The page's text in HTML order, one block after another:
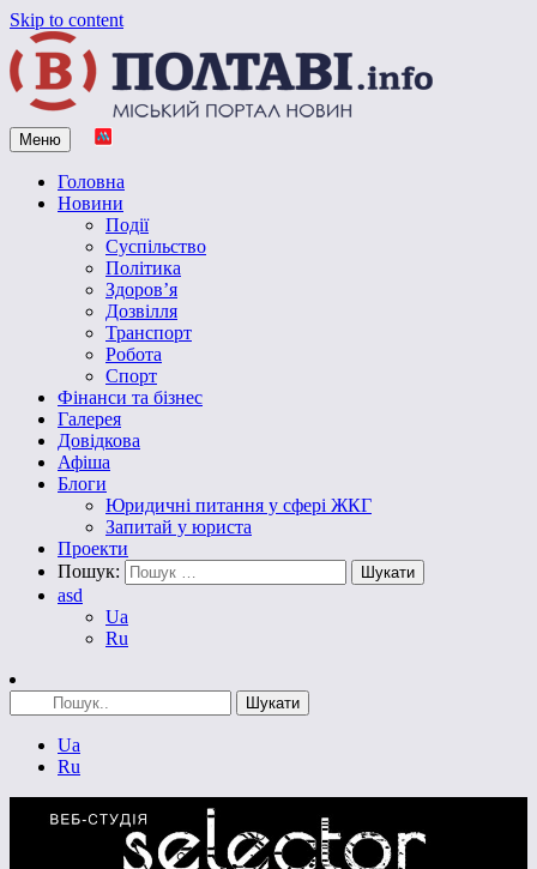
Skip to content
Vpoltave.info
Полтавський портал новин
Меню
Головна
Новини
Події
Суспільство
Політика
Здоров’я
Дозвілля
Транспорт
Робота
Спорт
Фінанси та бізнес
Галерея
Довідкова
Афіша
Блоги
Юридичні питання у сфері ЖКГ
Запитай у юриста
Проекти
Пошук:
asd
Ua
Ru
Ua
Ru